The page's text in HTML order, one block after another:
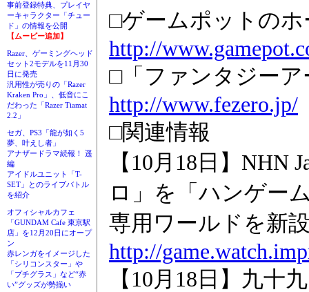
事前登録特典、プレイヤ
ーキャラクター「チュー
ド」の情報を公開
【ムービー追加】
Razer、ゲーミングヘッド
セット2モデルを11月30
日に発売
汎用性が売りの「Razer
Kraken Pro」、低音にこ
だわった「Razer Tiamat
2.2」
セガ、PS3「龍が如く5
夢、叶えし者」
アナザードラマ続報！ 遥
編
アイドルユニット「T-
SET」とのライブバトル
を紹介
オフィシャルカフェ
「GUNDAM Cafe 東京駅
店」を12月20日にオープ
ン
赤レンガをイメージした
「シリコンスター」や
「プチグラス」など“赤
い”グッズが勢揃い
□ゲームポットの
http://
□「ファンタジー
http://www.fezero.jp/
□関連情報
【10月18日】NHN
ロ」を「ハンゲー
専用ワールドを新
http://
【10月18日】九十